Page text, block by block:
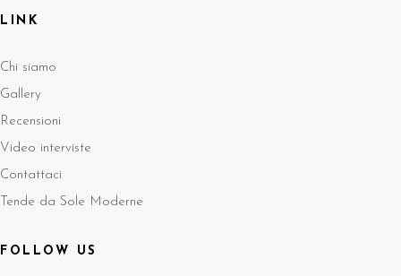
LINK
Chi siamo
Gallery
Recensioni
Video interviste
Contattaci
Tende da Sole Moderne
FOLLOW US